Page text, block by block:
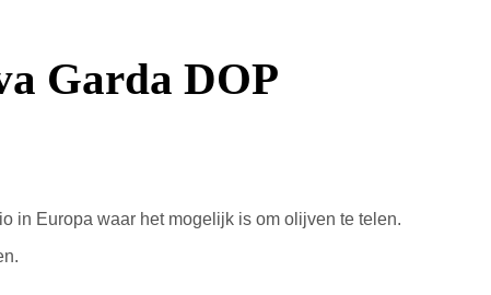
Garda DOP
in Europa waar het mogelijk is om olijven te telen.
.